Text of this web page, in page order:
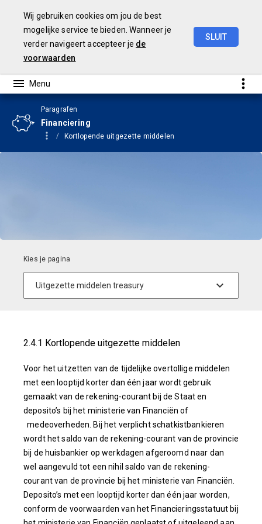
Wij gebruiken cookies om jou de best
mogelijke service te bieden. Wanneer je
verder navigeert accepteer je de
voorwaarden
SLUIT
Paragrafen
Financiering
Kortlopende uitgezette middelen
2.4.1 Kortlopende uitgezette middelen
Voor het uitzetten van de tijdelijke overtollige middelen
met een looptijd korter dan één jaar wordt gebruik
gemaakt van de rekening-courant bij de Staat en
deposito’s bij het ministerie van Financiën of
medeoverheden. Bij het verplicht schatkistbankieren
wordt het saldo van de rekening-courant van de provincie
bij de huisbankier op werkdagen afgeroomd naar dan
wel aangevuld tot een nihil saldo van de rekening-
courant van de provincie bij het ministerie van Financiën.
Deposito’s met een looptijd korter dan één jaar worden,
conform de voorwaarden van het Financieringsstatuut bij